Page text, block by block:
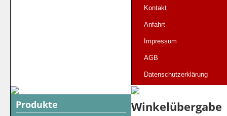
Kontakt
Anfahrt
Impressum
AGB
Datenschutzerklärung
Produkte Winkelübergabe